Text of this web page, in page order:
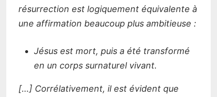
résurrection est logiquement équivalente à
une affirmation beaucoup plus ambitieuse :
Jésus est mort, puis a été transformé
en un corps surnaturel vivant.
[…] Corrélativement, il est évident que